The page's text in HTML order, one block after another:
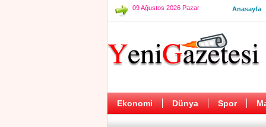
09 Ağustos 2026 Pazar Anasayfa
Ekonomi Dünya Spor